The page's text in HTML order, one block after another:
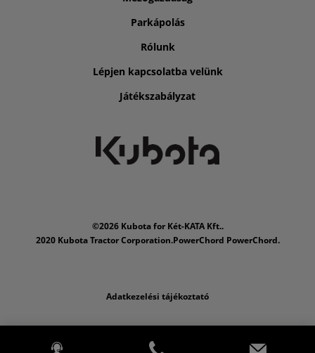
Parkápolás
Rólunk
Lépjen kapcsolatba velünk
Játékszabályzat
©2026 Kubota for Két-KATA Kft..
2020 Kubota Tractor Corporation.PowerChord PowerChord.
Adatkezelési tájékoztató